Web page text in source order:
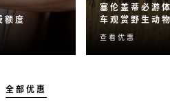
度
受难忘的
居停之旅
塞伦盖蒂必游
车观赏野生动
从壮观的野生
旅，到豪华的
查看优惠
全部优惠